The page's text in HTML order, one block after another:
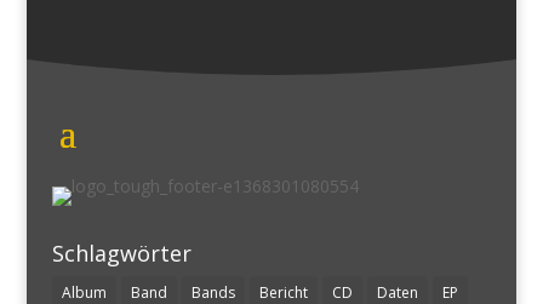
Schlagwörter
Album Band Bands Bericht CD Daten EP